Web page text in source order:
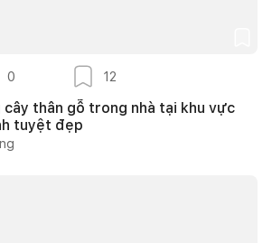
0 12
thân gỗ trong nhà tại khu vực
tuyệt đẹp